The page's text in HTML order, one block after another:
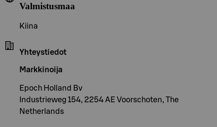
Valmistusmaa
Kiina
Yhteystiedot
Markkinoija
Epoch Holland Bv
Industrieweg 154, 2254 AE Voorschoten, The
Netherlands